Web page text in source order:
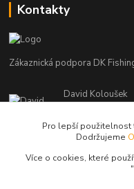
Kontakty
Zákaznická podpora DK
David Koloušek
(Po-Pá, 7-18
Pro lepší
Dodržujeme
Více o cookies, které